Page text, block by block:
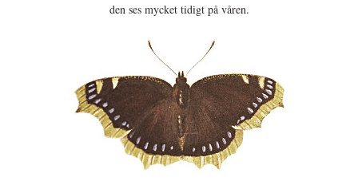
den ses mycket tidigt på våren.